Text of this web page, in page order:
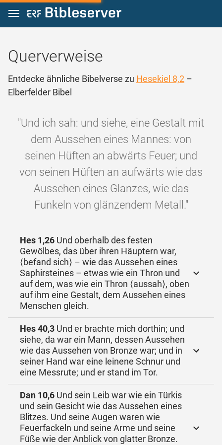
Zum Inhalt springen
Querverweise
Entdecke ähnliche Bibelverse zu Hesekiel 8,2 –
Elberfelder Bibel
"Und ich sah: und siehe, eine Gestalt mit
dem Aussehen eines Mannes: von
seinen Hüften an abwärts Feuer; und
von seinen Hüften an aufwärts wie das
Aussehen eines Glanzes, wie das
Funkeln von glänzendem Metall."
Hes 1,26 Und oberhalb des festen
Gewölbes, das über ihren Häuptern war,
⟨befand sich⟩ – wie das Aussehen eines
Saphirsteines – etwas wie ein Thron und
auf dem, was wie ein Thron ⟨aussah⟩, oben
auf ihm eine Gestalt, dem Aussehen eines
Menschen gleich.
Hes 40,3 Und er brachte mich dorthin; und
siehe, da war ein Mann, dessen Aussehen
wie das Aussehen von Bronze war; und in
seiner Hand war eine leinene Schnur und
eine Messrute; und er stand im Tor.
Dan 10,6 Und sein Leib war wie ein Türkis
und sein Gesicht wie das Aussehen eines
Blitzes. Und seine Augen waren wie
Feuerfackeln und seine Arme und seine
Füße wie der Anblick von glatter Bronze.